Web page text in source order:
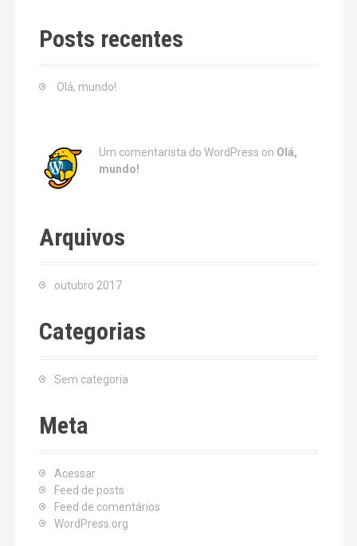
c
h
Posts recentes
Olá, mundo!
Um comentarista do WordPress on Olá,
mundo!
Arquivos
outubro 2017
Categorias
Sem categoria
Meta
Acessar
Feed de posts
Feed de comentários
WordPress.org